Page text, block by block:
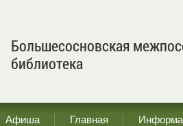
Большесосновская
библиотека
Афиша Главная